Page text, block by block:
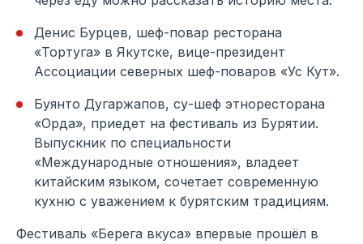
Денис Бурцев, шеф-повар ресторана
«Тортуга» в Якутске, вице-президент
Ассоциации северных шеф-поваров «Ус Кут».
Буянто Дугаржапов, су-шеф этноресторана
«Орда», приедет на фестиваль из Бурятии.
Выпускник по специальности
«Международные отношения», владеет
китайским языком, сочетает современную
кухню с уважением к бурятским традициям.
Фестиваль «Берега вкуса» впервые прошёл в